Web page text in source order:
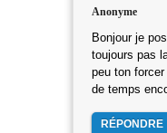
Anonyme
Bonjour je
toujours pas
peu ton
de temps
RÉPONDRE